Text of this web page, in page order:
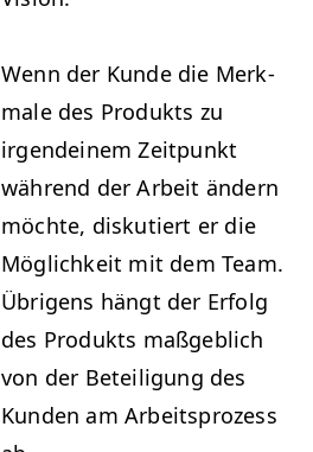
Wenn der Kunde die Merk­
male des Pro­duk­ts zu
irgen­deinem Zeit­punkt
während der Arbeit ändern
möchte, disku­tiert er die
Möglichkeit mit dem Team.
Übri­gens hängt der Erfolg
des Pro­duk­ts maßge­blich
von der Beteili­gung des
Kun­den am Arbeit­sprozess